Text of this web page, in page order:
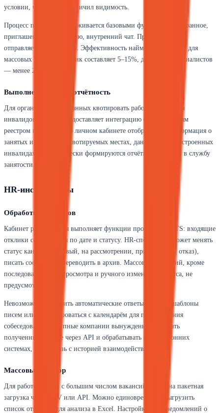
условии, что он не ограничил видимость.
Процесс подбора поддерживается базовыми функциями: избранное,
приглашения на вакансию, внутренний чат. Приглашение
отправляется мгновенно. Эффективность найма варьируется: для
массовых позиций отклик составляет 5–15%, для узких специалистов
— менее 2%.
Выполнение квот и отчётность
Для организаций, обязанных квотировать рабочие места для
инвалидов, портал предоставляет интеграцию с Федеральным
реестром инвалидов. В личном кабинете отображается информация о
занятых и вакантных квотируемых местах, данные о трудоустроенных
инвалидах, автоматически формируются отчёты для подачи в службу
занятости.
HR-инструменты
Обработка откликов
Кабинет работодателя выполняет функции простейшей ATS: входящие
отклики сортируются по дате и статусу. HR-специалист может менять
статус кандидата (новый, на рассмотрении, приглашение, отказ),
писать сообщения, переводить в архив. Массовых действий, кроме
последовательного просмотра и ручного изменения статуса, не
предусмотрено.
Невозможно настроить автоматические ответы, создать шаблоны
писем или интегрироваться с календарём для планирования
собеседований. Крупные компании вынуждены выгружать
полученные резюме через API и обрабатывать их в сторонних
системах, теряя связь с историей взаимодействия.
Массовый подбор
Для работодателей с большим числом вакансий доступна пакетная
загрузка через CSV или API. Можно единовременно выгрузить
список откликов для анализа в Excel. Настройка автоуведомлений о